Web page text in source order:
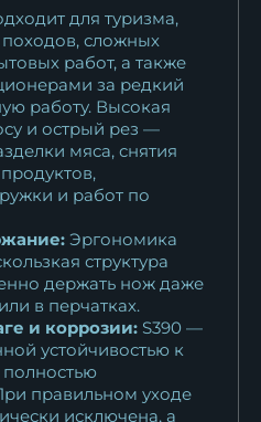
для туризма,
сложных
работ, а также
за редкий
работу. Высокая
и острый рез —
мяса, снятия
и работ по
Эргономика
структура
держать нож даже
в перчатках.
и коррозии: S390 —
устойчивостью к
правильном уходе
исключена, а